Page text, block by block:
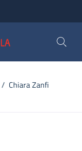
/ Chiara Zanfi